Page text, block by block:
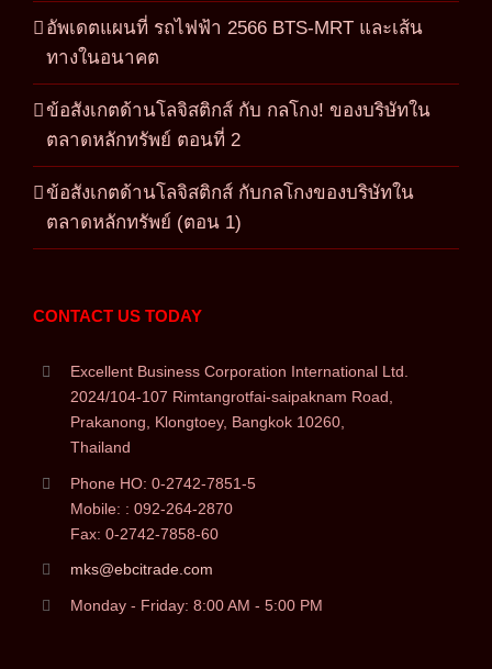
อัพเดตแผนที่ รถไฟฟ้า 2566 BTS-MRT และเส้น
ทางในอนาคต
ข้อสังเกตด้านโลจิสติกส์ กับ กลโกง! ของบริษัทใน
ตลาดหลักทรัพย์ ตอนที่ 2
ข้อสังเกตด้านโลจิสติกส์ กับกลโกงของบริษัทใน
ตลาดหลักทรัพย์ (ตอน 1)
CONTACT US TODAY
Excellent Business Corporation International Ltd.
2024/104-107 Rimtangrotfai-saipaknam Road,
Prakanong, Klongtoey, Bangkok 10260,
Thailand
Phone HO: 0-2742-7851-5
Mobile: : 092-264-2870
Fax: 0-2742-7858-60
mks@ebcitrade.com
Monday - Friday: 8:00 AM - 5:00 PM